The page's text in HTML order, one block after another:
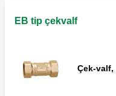
Çek-valf,
EB tip çekvalf
Çek-valf,